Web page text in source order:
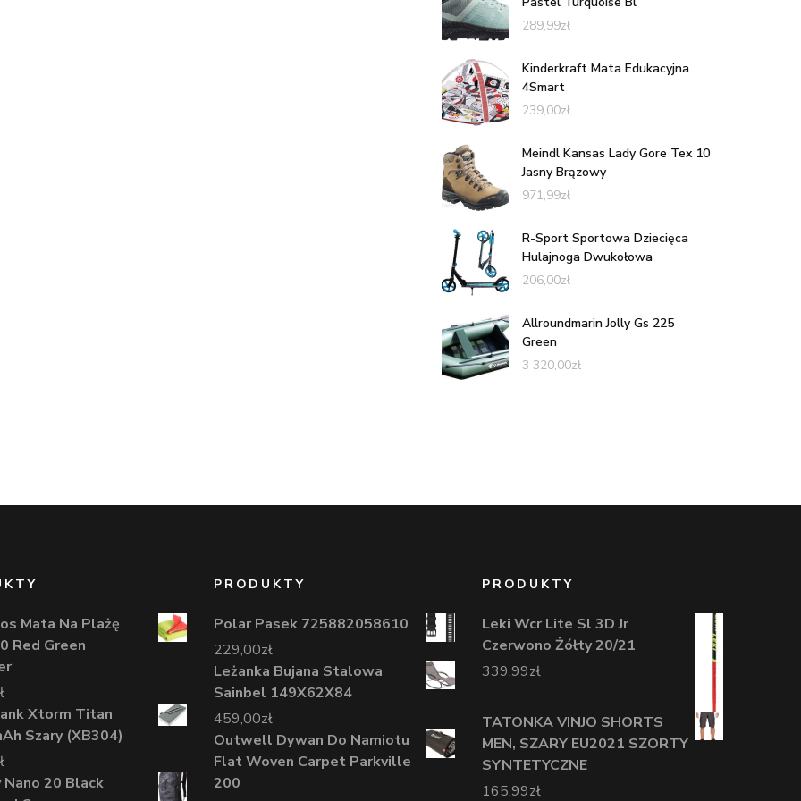
289,99zł
Kinderkraft Mata Edukacyjna
4Smart
239,00zł
Meindl Kansas Lady Gore Tex 10
Jasny Brązowy
971,99zł
R-Sport Sportowa Dziecięca
Hulajnoga Dwukołowa
206,00zł
Allroundmarin Jolly Gs 225
Green
3 320,00zł
Mata Na Plażę
Red Green
Xtorm Titan
Szary (XB304)
Nano 20 Black
PRODUKTY
Polar Pasek 725882058610
229,00zł
Leżanka Bujana Stalowa
Sainbel 149X62X84
459,00zł
Outwell Dywan Do Namiotu
Flat Woven Carpet Parkville
200
PRODUKTY
Leki Wcr Lite Sl 3D Jr
Czerwono Żółty 20/21
339,99zł
TATONKA VINJO SHORTS
MEN, SZARY EU2021 SZORTY
SYNTETYCZNE
165,99zł